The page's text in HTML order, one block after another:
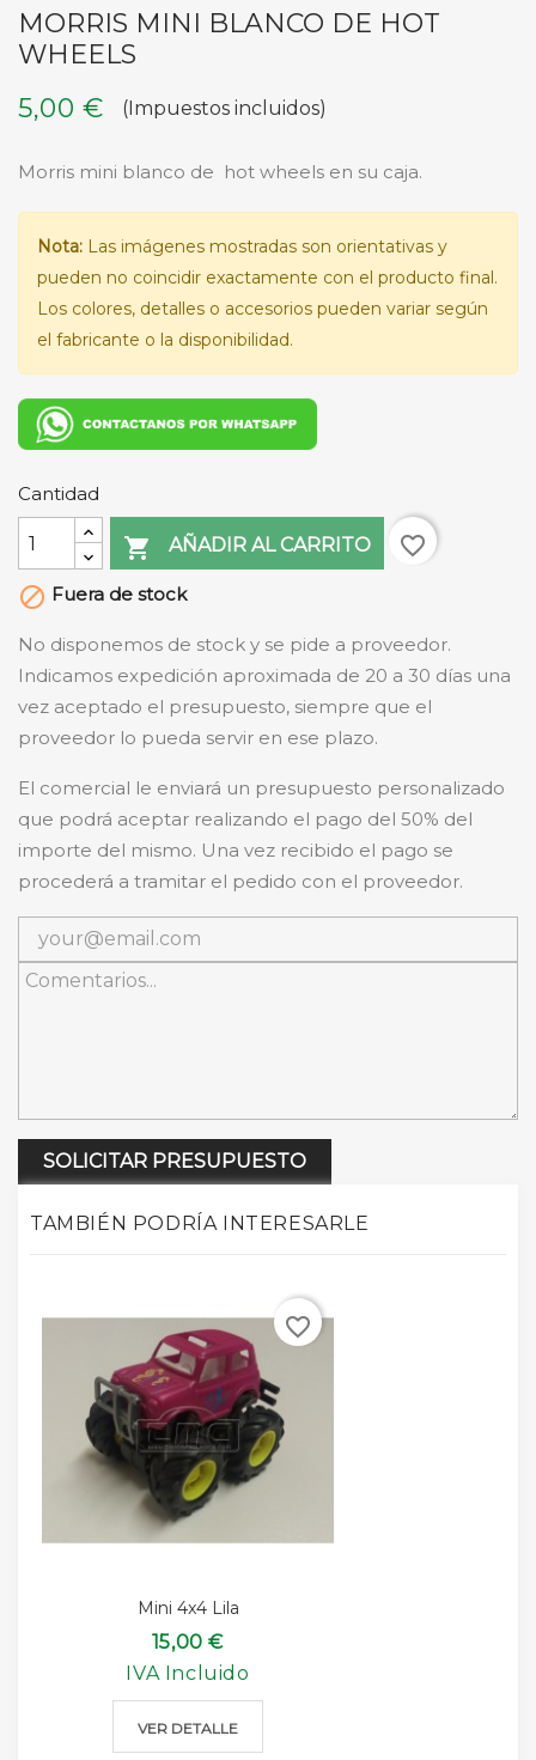
MORRIS MINI BLANCO DE HOT
WHEELS
5,00 €
(Impuestos incluidos)
Morris mini blanco de hot wheels en su caja.
Nota: Las imágenes mostradas son orientativas y
pueden no coincidir exactamente con el producto final.
Los colores, detalles o accesorios pueden variar según
el fabricante o la disponibilidad.
Cantidad
 AÑADIR AL CARRITO
favorite_border
 Fuera de stock
No disponemos de stock y se pide a proveedor.
Indicamos expedición aproximada de 20 a 30 días una
vez aceptado el presupuesto, siempre que el
proveedor lo pueda servir en ese plazo.
El comercial le enviará un presupuesto personalizado
que podrá aceptar realizando el pago del 50% del
importe del mismo. Una vez recibido el pago se
procederá a tramitar el pedido con el proveedor.
SOLICITAR PRESUPUESTO
TAMBIÉN PODRÍA INTERESARLE
Mini 4x4 Lila
15,00 €
IVA Incluido
VER DETALLE
favorite_border